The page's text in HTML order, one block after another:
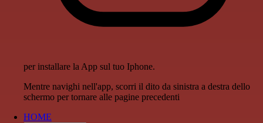
per installare la App sul tuo Iphone.
Mentre navighi nell'app, scorri il dito da sinistra a destra dello
schermo per tornare alle pagine precedenti
HOME